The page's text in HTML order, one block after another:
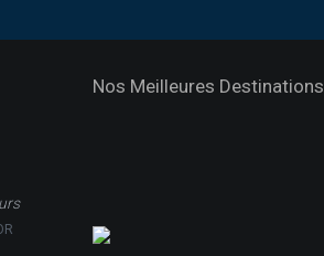
Nos Meilleures Destinations